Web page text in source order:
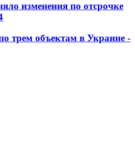
изменения по отсрочке
трем объектам в Украине -